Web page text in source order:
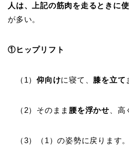
人は、上記の筋肉を走るときに
が多い。
①ヒップリフト
（1）仰向けに寝て、 膝を立て
（2）そのまま 腰を浮かせ 、
（3）（1）の姿勢に戻ります。